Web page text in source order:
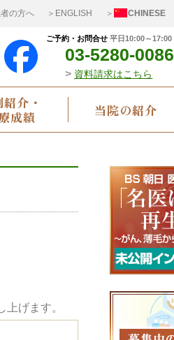
の方へ ＞ENGLISH ＞ CHINESE
ご予約・お問合せ 平日10:00～17:00
03-5280-0086
> 資料請求はこちら
介・
成績
当院の紹介
げます。